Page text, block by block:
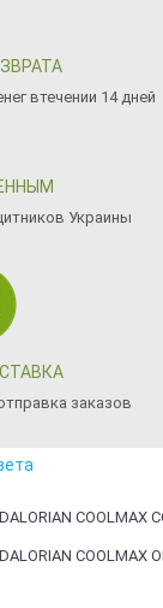
втечении 14 дней
Украины
заказов